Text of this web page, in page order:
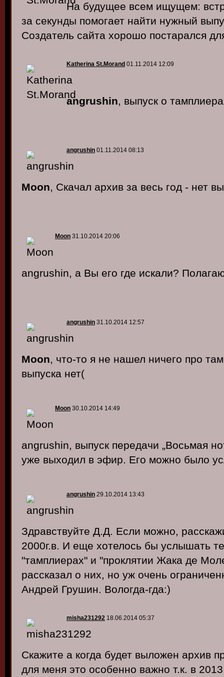
На будущее всем ищущем:
за секунды помогает найти нужный
Создатель сайта хорошо постарался
Katherina St.Morand 01.11.2014 12:09
angrushin, выпуск о
angrushin 01.11.2014 08:13
Moon, Скачал архив за весь год - нет
Moon 31.10.2014 20:06
angrushin, а Вы его где искали?
angrushin 31.10.2014 12:57
Moon, что-то я не нашел ничего про
выпуска нет(
Moon 30.10.2014 14:49
angrushin, выпуск передачи „Восьмая
уже выходил в эфир. Его можно было
angrushin 29.10.2014 13:43
Здравствуйте Д.Д. Если можно,
2000г.в. И еще хотелось бы услышать
"тамплиерах" и "проклятии Жака де
рассказал о них, но уж очень
Андрей Грушин. Вологда-гда:)
misha231292 18.06.2014 05:37
Скажите а когда будет выложен архив
для меня это особенно важно т.к. в